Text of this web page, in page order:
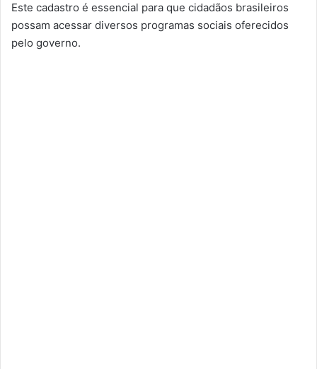
Este cadastro é essencial para que cidadãos brasileiros
possam acessar diversos programas sociais oferecidos
pelo governo.